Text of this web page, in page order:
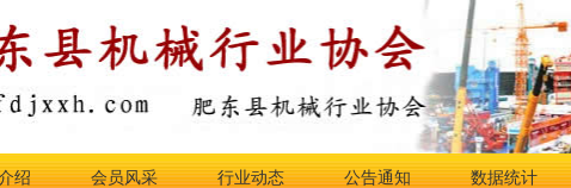
绍 会员风采 行业动态 公告通知 数据统计